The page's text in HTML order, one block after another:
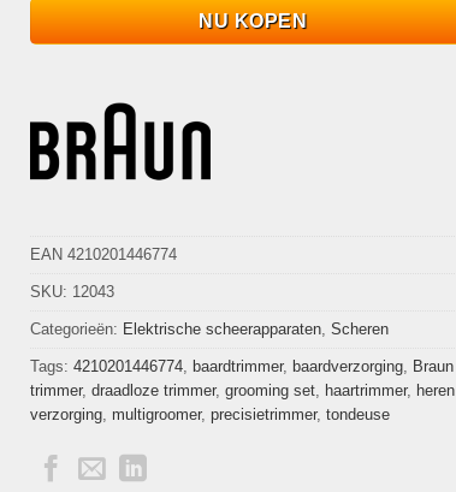
NU KOPEN
EAN 4210201446774
SKU: 12043
Categorieën: Elektrische scheerapparaten, Scheren
Tags: 4210201446774, baardtrimmer, baardverzorging, Braun
trimmer, draadloze trimmer, grooming set, haartrimmer, heren
verzorging, multigroomer, precisietrimmer, tondeuse